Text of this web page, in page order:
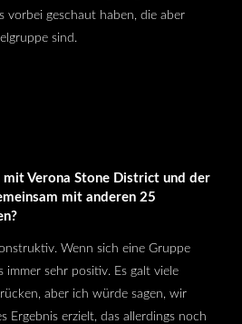
vorbei geschaut haben, die aber
sind.
Verona Stone District und der
mit anderen 25
Wenn sich eine Gruppe
immer sehr positiv. Es galt viele
aber ich würde sagen, wir
Ergebnis erzielt, das allerdings noch